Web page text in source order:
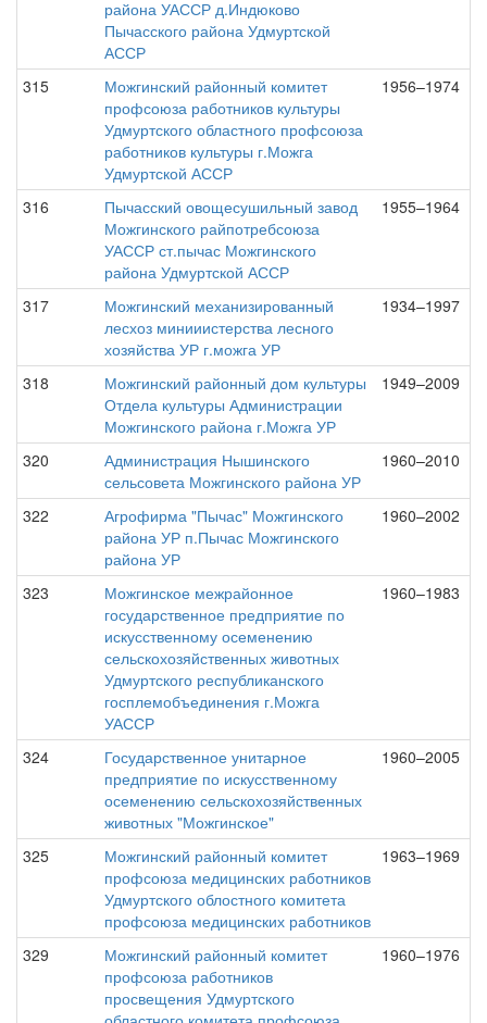
района УАССР д.Индюково
Пычасского района Удмуртской
АССР
315
Можгинский районный комитет
профсоюза работников культуры
Удмуртского областного профсоюза
работников культуры г.Можга
Удмуртской АССР
1956–1974
316
Пычасский овощесушильный завод
Можгинского райпотребсоюза
УАССР ст.пычас Можгинского
района Удмуртской АССР
1955–1964
317
Можгинский механизированный
лесхоз минииистерства лесного
хозяйства УР г.можга УР
1934–1997
318
Можгинский районный дом культуры
Отдела культуры Администрации
Можгинского района г.Можга УР
1949–2009
320
Администрация Нышинского
сельсовета Можгинского района УР
1960–2010
322
Агрофирма "Пычас" Можгинского
района УР п.Пычас Можгинского
района УР
1960–2002
323
Можгинское межрайонное
государственное предприятие по
искусственному осеменению
сельскохозяйственных животных
Удмуртского республиканского
госплемобъединения г.Можга
УАССР
1960–1983
324
Государственное унитарное
предприятие по искусственному
осеменению сельскохозяйственных
животных "Можгинское"
1960–2005
325
Можгинский районный комитет
профсоюза медицинских работников
Удмуртского облостного комитета
профсоюза медицинских работников
1963–1969
329
Можгинский районный комитет
профсоюза работников
просвещения Удмуртского
1960–1976